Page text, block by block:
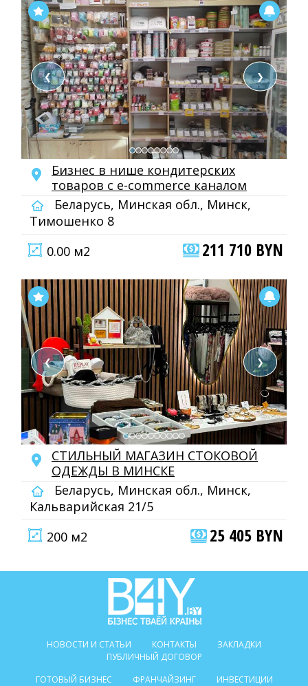
❮ ❯
Бизнес в нише кондитерских
товаров с e-commerce каналом
Беларусь, Минская обл., Минск,
Тимошенко 8
0.00 м2
211 710 BYN
❮ ❯
СТИЛЬНЫЙ МАГАЗИН СТОКОВОЙ
ОДЕЖДЫ В МИНСКЕ
Беларусь, Минская обл., Минск,
Кальварийская 21/5
200 м2
25 405 BYN
НОВОСТИ И СТАТЬИ КОНТАКТЫ
ЗАКЛАДКИ
ПУБЛИЧНЫЙ ДОГОВОР
ГОТОВЫЙ БИЗНЕС
ФРАНЧАЙЗИНГ ИНВЕСТИЦИИ